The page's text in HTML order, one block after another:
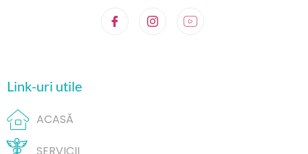
Link-uri utile
ACASĂ
SERVICII